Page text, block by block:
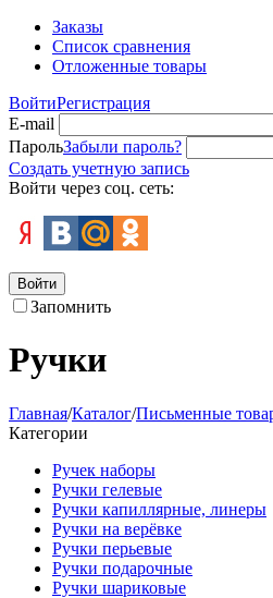
Заказы
Список сравнения
Отложенные товары
ВойтиРегистрация
E-mail
ПарольЗабыли пароль?
Создать учетную запись
Войти через соц. сеть:
Войти
Запомнить
Ручки
Главная/Каталог/Письменные
Категории
Ручек наборы
Ручки гелевые
Ручки капиллярные, линеры
Ручки на верёвке
Ручки перьевые
Ручки подарочные
Ручки шариковые